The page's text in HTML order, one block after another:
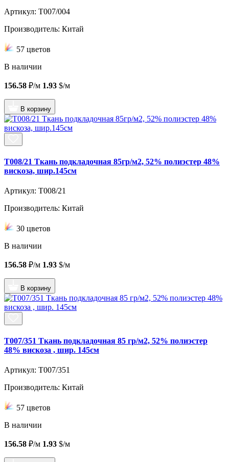
Артикул: T007/004
Производитель: Китай
57 цветов
В наличии
156.58 ₽/м 1.93 $/м
В корзину
T008/21 Ткань подкладочная 85гр/м2, 52% полиэстер 48%
вискоза, шир.145см
Артикул: T008/21
Производитель: Китай
30 цветов
В наличии
156.58 ₽/м 1.93 $/м
В корзину
T007/351 Ткань подкладочная 85 гр/м2, 52% полиэстер
48% вискоза , шир. 145см
Артикул: T007/351
Производитель: Китай
57 цветов
В наличии
156.58 ₽/м 1.93 $/м